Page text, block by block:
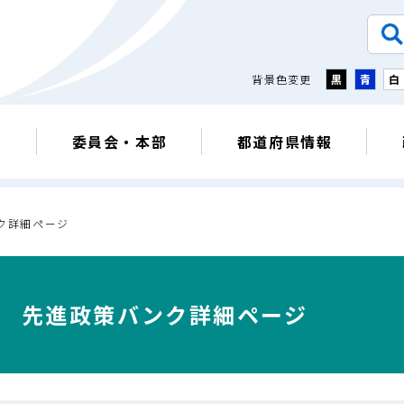
背景色変更 黒 青 白
委員会・本部 都道府県情報
詳細ページ
先進政策バンク詳細ページ